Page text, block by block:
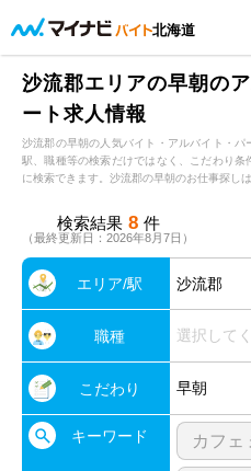
北海道
沙流郡エリアの早朝の
ート求人情報
沙流郡の早朝の人気バイト・アルバイト・
駅、職種等の検索だけではなく、こだわり
に検索できます。沙流郡の早朝のお仕事探し
検索結果 8 件
（最終更新日：2026年8月7日）
エリア/駅 沙流郡
職種 選択して
こだわり 早朝
キーワード